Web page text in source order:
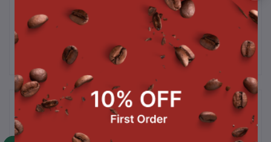
น้ำมะนาว ขนาด 1 กก.
สินค้าที่ซื้อบ่อย